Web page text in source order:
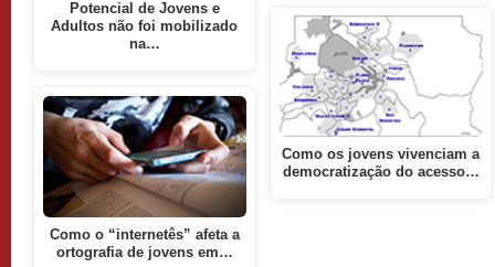
Potencial de Jovens e
Adultos não foi mobilizado
na…
Como o “internetês” afeta a
ortografia de jovens em…
Como os jovens vivenciam a
democratização do acesso…